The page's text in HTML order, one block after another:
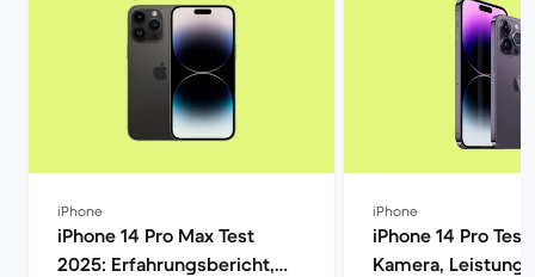
iPhone
iPhone 14 Pro Max Test
2025: Erfahrungsbericht,
iPhone
iPhone 14 Pro
Kamera,